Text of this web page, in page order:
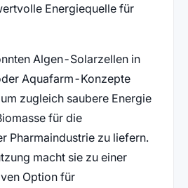
Energiequelle für
Algen-Solarzellen in
Aquafarm-Konzepte
zugleich saubere Energie
für die
Pharmaindustrie zu liefern.
macht sie zu einer
Option für